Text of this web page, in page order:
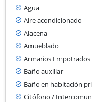
Agua
Aire acondicionado
Alacena
Amueblado
Armarios Empotrados
Baño auxiliar
Baño en habitación
Citófono /